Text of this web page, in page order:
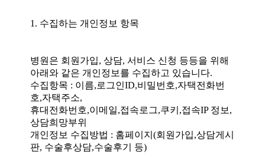
1. 수집하는 개인정보 항목
병원은 회원가입, 상담, 서비스 신청 등등을 위해
아래와 같은 개인정보를 수집하고 있습니다.
수집항목 : 이름,로그인ID,비밀번호,자택전화번
호,자택주소,
휴대전화번호,이메일,접속로그,쿠키,접속IP 정보,
상담희망부위
개인정보 수집방법 : 홈페이지(회원가입,상담게시
판, 수술후상담,수술후기 등)